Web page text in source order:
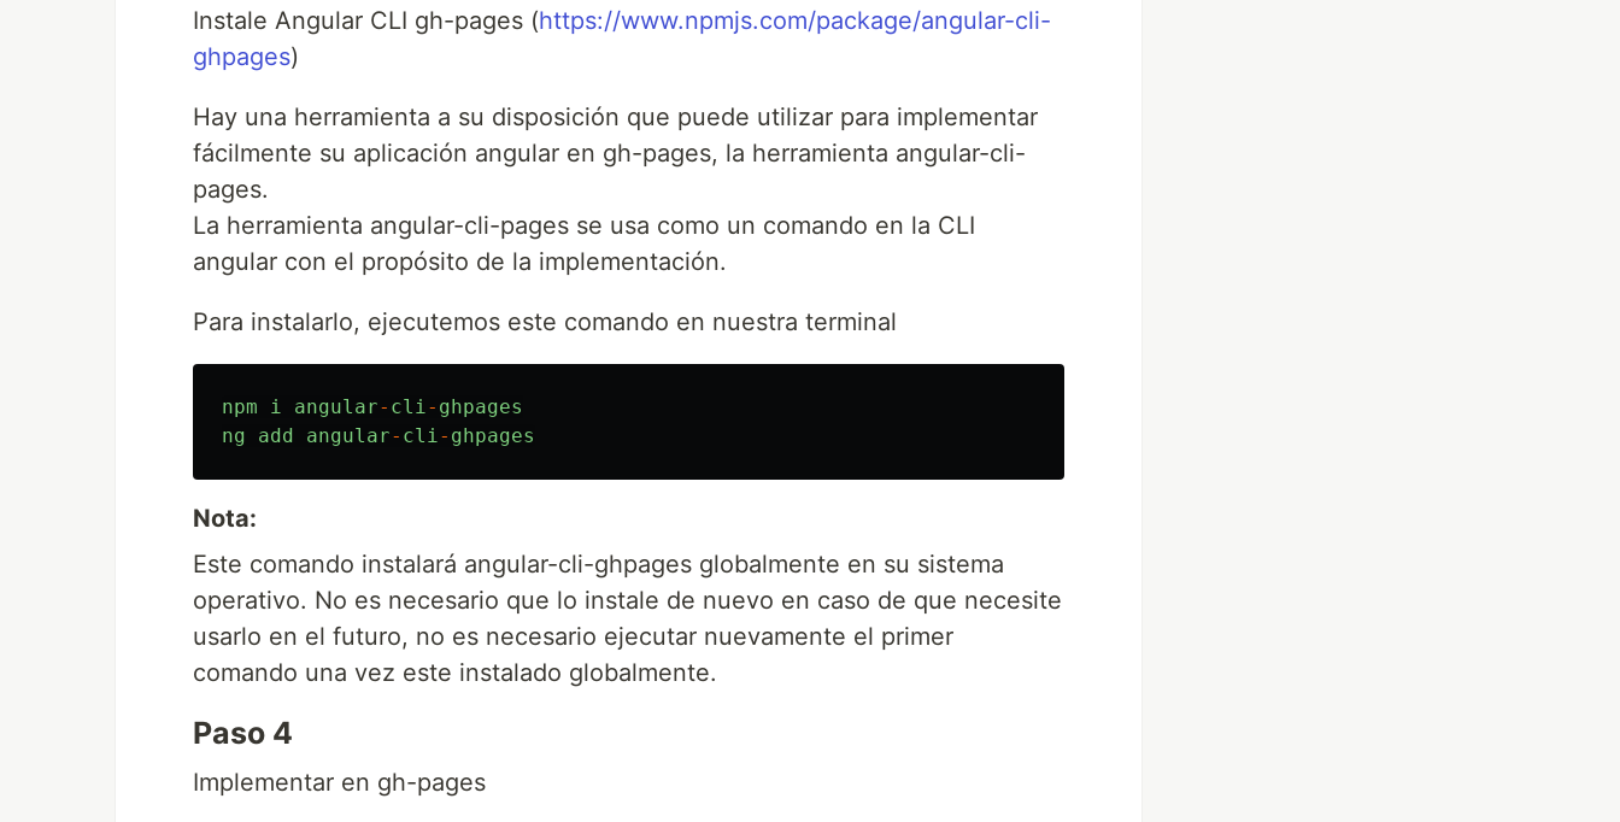
Instale Angular CLI gh-pages (https://www.npmjs.com/package/angular-cli-
ghpages)
Hay una herramienta a su disposición que puede utilizar para implementar
fácilmente su aplicación angular en gh-pages, la herramienta angular-cli-
pages.
La herramienta angular-cli-pages se usa como un comando en la CLI
angular con el propósito de la implementación.
Para instalarlo, ejecutemos este comando en nuestra terminal
npm i angular- cli - ghpages
ng
add angular- cli - ghpages
Nota:
Este comando instalará angular-cli-ghpages globalmente en su sistema
operativo. No es necesario que lo instale de nuevo en caso de que necesite
usarlo en el futuro, no es necesario ejecutar nuevamente el primer
comando una vez este instalado globalmente.
Paso 4
Implementar en gh-pages